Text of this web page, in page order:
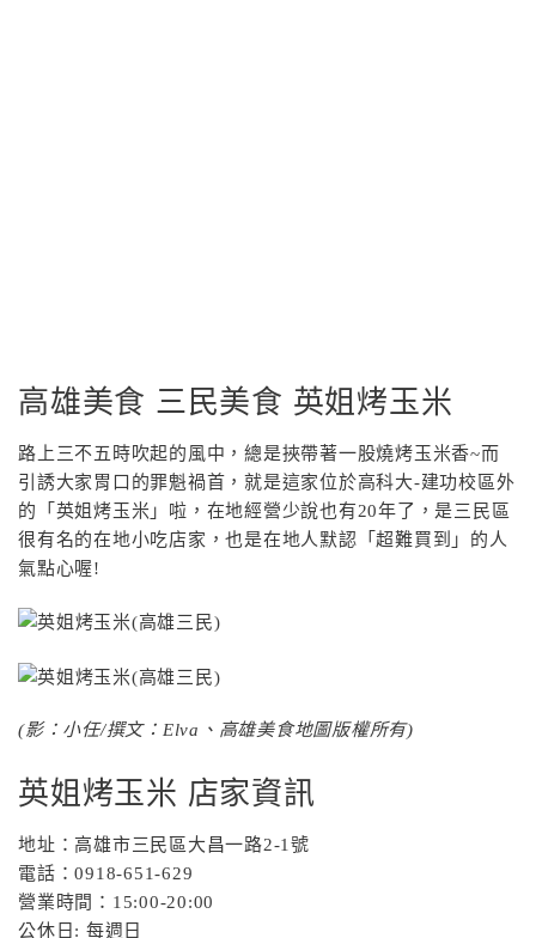
高雄美食 三民美食 英姐烤玉米
路上三不五時吹起的風中，總是挾帶著一股燒烤玉米香~而
引誘大家胃口的罪魁禍首，就是這家位於高科大-建功校區外
的「英姐烤玉米」啦，在地經營少說也有20年了，是三民區
很有名的在地小吃店家，也是在地人默認「超難買到」的人
氣點心喔!
(影：小任/撰文：Elva、高雄美食地圖版權所有)
英姐烤玉米 店家資訊
地址：高雄市三民區大昌一路2-1號
電話：0918-651-629
營業時間：15:00-20:00
公休日: 每週日